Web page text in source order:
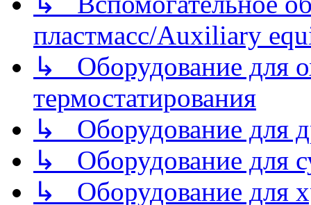
пластмасс/Auxiliary
↳ Оборудование для
термостатирования
↳ Оборудование для
↳ Оборудование для
↳ Оборудование для